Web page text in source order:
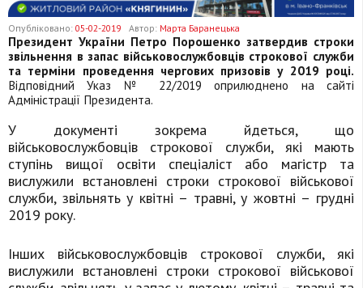
Опубліковано: 05-02-2019 Автор: Марта Баранецька
Президент України Петро Порошенко затвердив строки
звільнення в запас військовослужбовців строкової служби
та терміни проведення чергових призовів у 2019 році.
Відповідний Указ № 22/2019 оприлюднено на сайті
Адміністрації Президента.
У документі зокрема йдеться, що
військовослужбовців строкової служби, які мають
ступінь вищої освіти спеціаліст або магістр та
вислужили встановлені строки строкової військової
служби, звільнять у квітні – травні, у жовтні – грудні
2019 року.
Інших військовослужбовців строкової служби, які
вислужили встановлені строки строкової військової